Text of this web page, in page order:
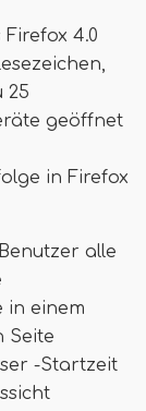
4.0
25
geöffnet
in Firefox
alle
in einem
Seite
-Startzeit